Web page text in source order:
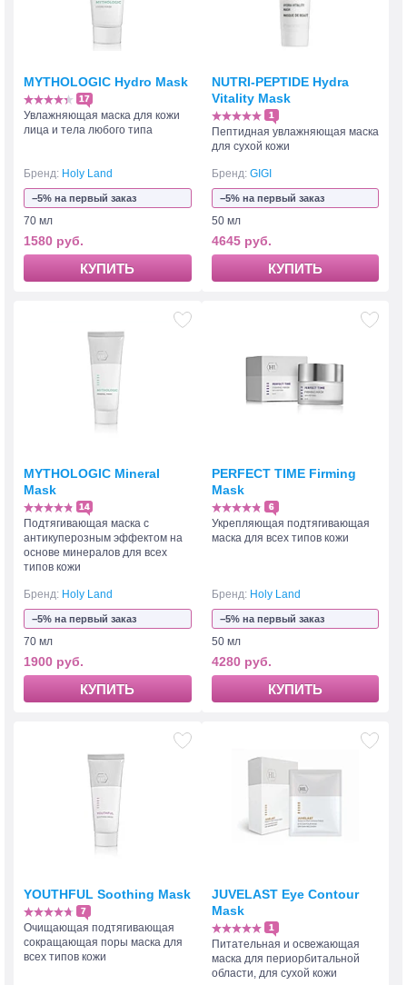
MYTHOLOGIC Hydro Mask
17
Увлажняющая маска для кожи
лица и тела любого типа
Бренд: Holy Land
−5% на первый заказ
70 мл
1580 руб.
КУПИТЬ
NUTRI-PEPTIDE Hydra
Vitality Mask
1
Пептидная увлажняющая маска
для сухой кожи
Бренд: GIGI
−5% на первый заказ
50 мл
4645 руб.
КУПИТЬ
MYTHOLOGIC Mineral
Mask
14
Подтягивающая маска с
антикуперозным эффектом на
основе минералов для всех
типов кожи
Бренд: Holy Land
−5% на первый заказ
70 мл
1900 руб.
КУПИТЬ
PERFECT TIME Firming
Mask
6
Укрепляющая подтягивающая
маска для всех типов кожи
Бренд: Holy Land
−5% на первый заказ
50 мл
4280 руб.
КУПИТЬ
YOUTHFUL Soothing Mask
7
Очищающая подтягивающая
сокращающая поры маска для
всех типов кожи
JUVELAST Eye Contour
Mask
1
Питательная и освежающая
маска для периорбитальной
области, для сухой кожи